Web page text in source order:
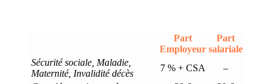
Part
Employeur
Part
salariale
Sécurité sociale, Maladie,
Maternité, Invalidité décès
7 % + CSA
–